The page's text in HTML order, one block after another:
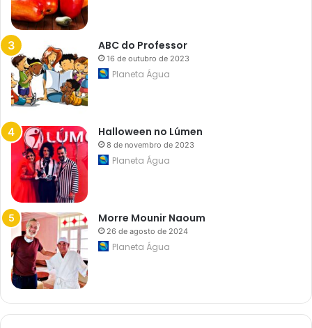
e
r
a
d
o
a
l
u
o
s
o
e
m
ABC do Professor
16 de outubro de 2023
Planeta Água
Halloween no Lúmen
8 de novembro de 2023
Planeta Água
Morre Mounir Naoum
26 de agosto de 2024
Planeta Água